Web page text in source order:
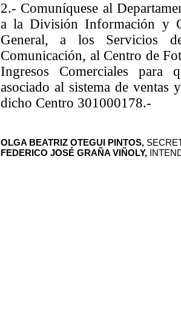
2.- Comuníquese al
a la División Información y
General, a los Servicios
Comunicación, al Centro de
Ingresos Comerciales para
asociado al sistema de ventas
dicho Centro 301000178.-
OLGA BEATRIZ OTEGUI PINTOS,
FEDERICO JOSÉ GRAÑA VIÑOLY,